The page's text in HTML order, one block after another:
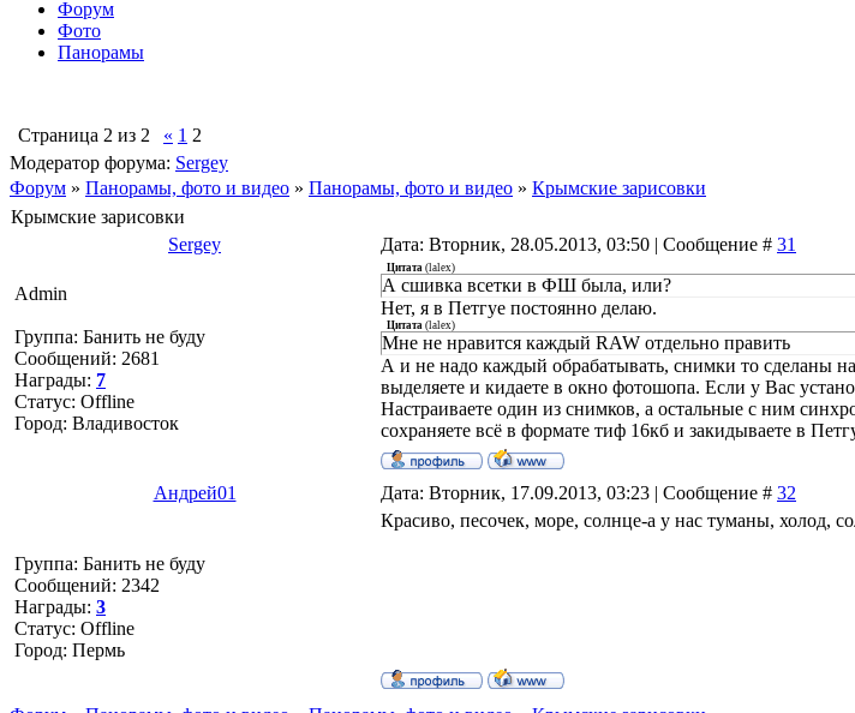
Форум
Фото
Панорамы
Страница 2 из 2 « 1 2
Модератор форума: Sergey
Форум » Панорамы, фото и видео » Панорамы, фото и видео » Крымские зарисовки
Крымские зарисовки
Sergey
Дата: Вторник, 28.05.2013, 03:50 | Сообщение # 31
Admin
Группа: Банить не буду
Сообщений: 2681
Награды: 7
Статус: Offline
Город: Владивосток
Цитата (lalex)
А сшивка всетки в ФШ была, или?
Нет, я в Петгуе постоянно делаю.
Цитата (lalex)
Мне не нравится каждый RAW отдельно править
А и не надо каждый обрабатывать, снимки то сделаны
выделяете и кидаете в окно фотошопа. Если у Вас
Настраиваете один из снимков, а остальные с ним
сохраняете всё в формате тиф 16кб и закидываете в
Андрей01 Дата: Вторник, 17.09.2013, 03:23 | Сообщение # 32
Группа: Банить не буду
Сообщений: 2342
Награды: 3
Статус: Offline
Город: Пермь
Красиво, песочек, море, солнце-а у нас туманы, холод,